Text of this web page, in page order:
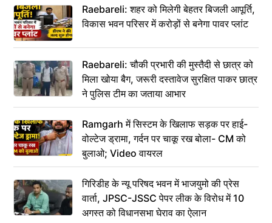
Raebareli: शहर को मिलेगी बेहतर बिजली आपूर्ति,
विकास भवन परिसर में करोड़ों से बनेगा पावर प्लांट
Raebareli: चौकी प्रभारी की मुस्तैदी से छात्र को
मिला खोया बैग, जरूरी दस्तावेज सुरक्षित पाकर छात्र
ने पुलिस टीम का जताया आभार
Ramgarh में सिस्टम के खिलाफ सड़क पर हाई-
वोल्टेज ड्रामा, गर्दन पर चाकू रख बोला- CM को
बुलाओ; Video वायरल
गिरिडीह के न्यू परिषद भवन में भाजयुमो की प्रेस
वार्ता, JPSC-JSSC पेपर लीक के विरोध में 10
अगस्त को विधानसभा घेराव का ऐलान